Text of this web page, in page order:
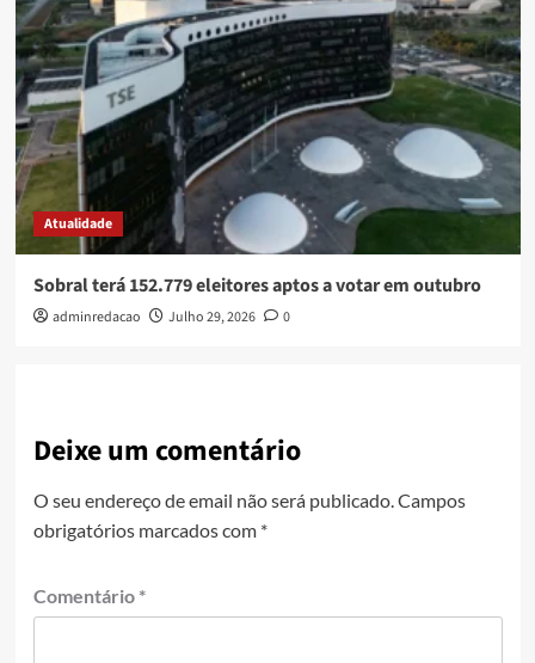
Atualidade
Sobral terá 152.779 eleitores aptos a votar em outubro
adminredacao Julho 29, 2026 0
Deixe um comentário
O seu endereço de email não será publicado.Campos
obrigatórios marcados com *
Comentário *